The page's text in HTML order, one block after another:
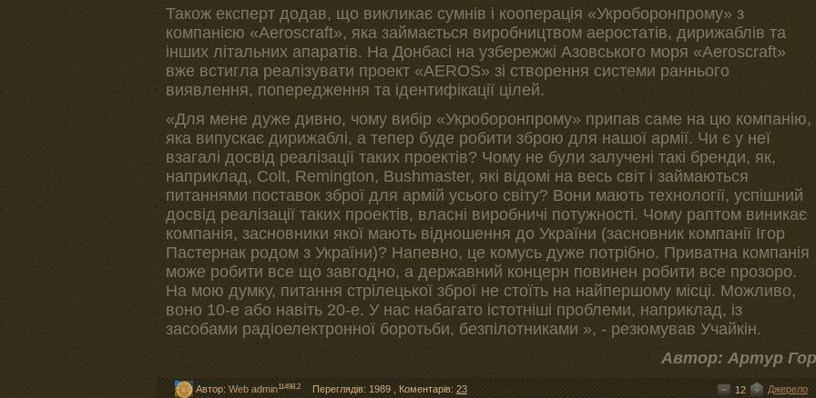
Також експерт додав, що викликає сумнів і кооперація «Укроборонпрому» з
компанією «Aeroscraft», яка займається виробництвом аеростатів, дирижаблів та
інших літальних апаратів. На Донбасі на узбережжі Азовського моря «Aeroscraft»
вже встигла реалізувати проект «AEROS» зі створення системи раннього
виявлення, попередження та ідентифікації цілей.
«Для мене дуже дивно, чому вибір «Укроборонпрому» припав саме на цю компанію,
яка випускає дирижаблі, а тепер буде робити зброю для нашої армії. Чи є у неї
взагалі досвід реалізації таких проектів? Чому не були залучені такі бренди, як,
наприклад, Colt, Remington, Bushmaster, які відомі на весь світ і займаються
питаннями поставок зброї для армій усього світу? Вони мають технології, успішний
досвід реалізації таких проектів, власні виробничі потужності. Чому раптом виникає
компанія, засновники якої мають відношення до України (засновник компанії Ігор
Пастернак родом з України)? Напевно, це комусь дуже потрібно. Приватна компанія
може робити все що завгодно, а державний концерн повинен робити все прозоро.
На мою думку, питання стрілецької зброї не стоїть на найпершому місці. Можливо,
воно 10-е або навіть 20-е. У нас набагато істотніші проблеми, наприклад, із
засобами радіоелектронної боротьби, безпілотниками », - резюмував Учайкін.
Автор: Артур Гор
Автор: Web admin11498,2 Переглядів: 1989 Коментарів: 23 Джерело
12